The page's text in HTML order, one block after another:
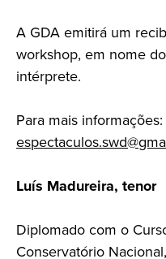
A GDA emitirá um
workshop, em nome
intérprete.
Para mais informações:
Luís Madureira, tenor
Diplomado com o
Conservatório